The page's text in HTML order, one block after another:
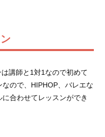
講師と1対1なので初めて
ので、HIPHOP、バレエな
合わせてレッスンができ